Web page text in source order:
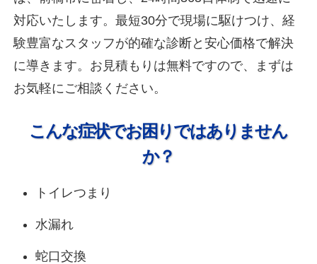
対応いたします。最短30分で現場に駆けつけ、経
験豊富なスタッフが的確な診断と安心価格で解決
に導きます。お見積もりは無料ですので、まずは
お気軽にご相談ください。
こんな症状でお困りではありません
か？
トイレつまり
水漏れ
蛇口交換